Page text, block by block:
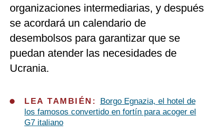
organizaciones intermediarias, y después
se acordará un calendario de
desembolsos para garantizar que se
puedan atender las necesidades de
Ucrania.
LEA TAMBIÉN:
Borgo Egnazia, el hotel de
los famosos convertido en fortín para acoger el
G7 italiano